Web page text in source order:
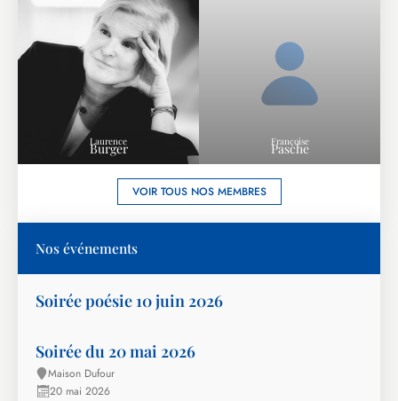
Laurence
Burger Françoise
Pasche
VOIR TOUS NOS MEMBRES
Nos événements
Soirée poésie 10 juin 2026
Soirée du 20 mai 2026
Maison Dufour
20 mai 2026